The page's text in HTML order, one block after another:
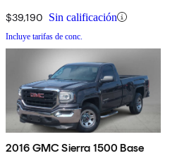
$39,190 Sin calificación
Incluye tarifas de conc.
2016 GMC Sierra 1500 Base